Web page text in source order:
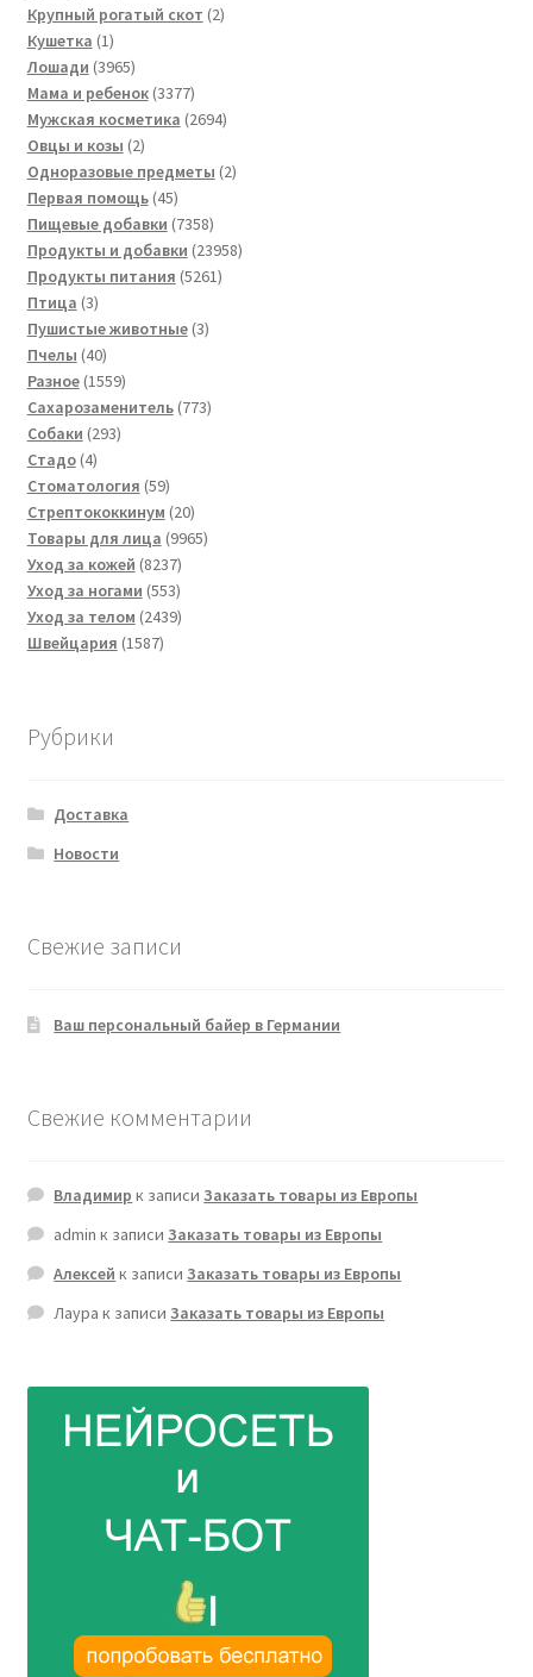
товара
Крупный рогатый скот 22
Кушетка 11
товар
Лошади 39653965
товаров
Мама и ребенок 33773377
товаров
Мужская косметика 26942694
Овцы и козы 22
товара
Одноразовые предметы 22
Первая помощь 4545
товаров
Пищевые добавки 73587358
товаров
Продукты и добавки 2395823958
Продукты питания 52615261
Птица 33
товара
Пушистые животные 33
Пчелы 4040
товаров
Разное 15591559
товаров
Сахарозаменитель 773773
Собаки 293293
Стадо 44
товара
Стоматология 5959
товаров
Стрептококкинум 2020
товаров
Товары для лица 99659965
Уход за кожей 82378237
товаров
Уход за ногами 553553
товара
Уход за телом 24392439
Швейцария 15871587
Рубрики
Доставка
Новости
Свежие записи
Ваш персональный байер в Германии
Свежие комментарии
Владимир к записиЗаказать товары из Европы
admin к записиЗаказать товары из Европы
Алексей к записиЗаказать товары из Европы
Лаура к записиЗаказать товары из Европы